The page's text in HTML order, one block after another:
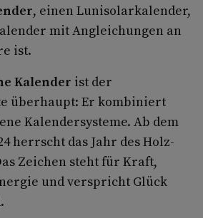
, einen Lunisolarkalender,
mit Angleichungen an
ist.
Kalender ist der
überhaupt: Er kombiniert
Kalendersysteme. Ab dem
herrscht das Jahr des Holz-
Zeichen steht für Kraft,
und verspricht Glück